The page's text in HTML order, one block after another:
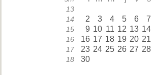
13
14 2 3 4 5 6 7
15 9 10 11 12 13 14
16 16 17 18 19 20 21
17 23 24 25 26 27 28
18 30